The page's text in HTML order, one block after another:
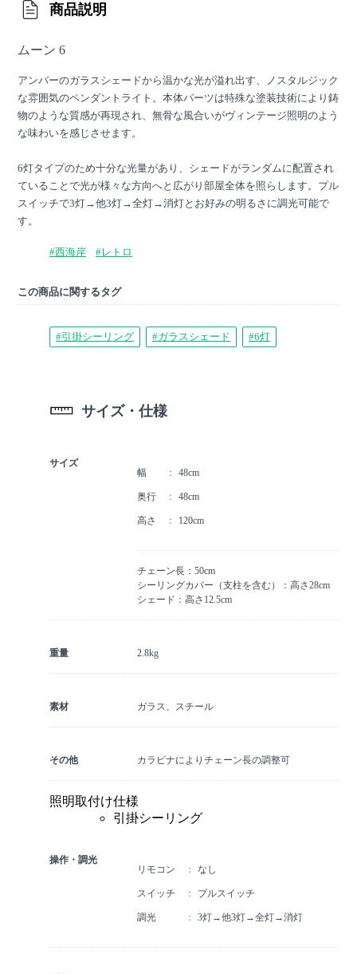
商品説明
ムーン 6
アンバーのガラスシェードから温かな光が溢れ出す、ノスタルジック
な雰囲気のペンダントライト。本体パーツは特殊な塗装技術により鋳
物のような質感が再現され、無骨な風合いがヴィンテージ照明のよう
な味わいを感じさせます。
6灯タイプのため十分な光量があり、シェードがランダムに配置され
ていることで光が様々な方向へと広がり部屋全体を照らします。プル
スイッチで3灯→他3灯→全灯→消灯とお好みの明るさに調光可能で
す。
#西海岸 #レトロ
この商品に関するタグ
#引掛シーリング #ガラスシェード #6灯
サイズ・仕様
サイズ
幅
48cm
奥行 48cm
高さ 120cm
チェーン長：50cm
シーリングカバー（支柱を含む）：高さ28cm
シェード：高さ12.5cm
重量 2.8kg
素材 ガラス、スチール
その他 カラビナによりチェーン長の調整可
照明取付け仕様
引掛シーリング
操作・調光
リモコン
なし
スイッチ プルスイッチ
調光 3灯→他3灯→全灯→消灯